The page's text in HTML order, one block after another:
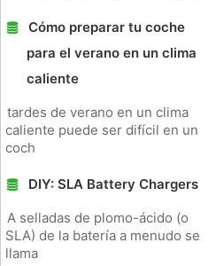
Cómo preparar tu coche
para el verano en un clima
caliente
tardes de verano en un clima
caliente puede ser difícil en un
coch
DIY: SLA Battery Chargers
A selladas de plomo-ácido (o
SLA) de la batería a menudo se
llama